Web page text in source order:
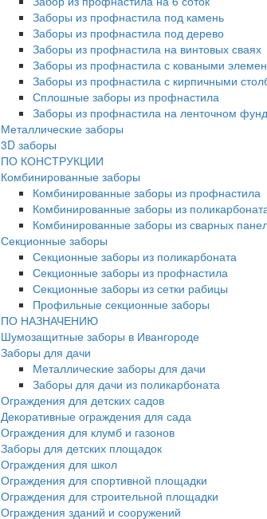
Заборы из профнастила под камень
Заборы из профнастила под дерево
Заборы из профнастила на винтовых сваях
Заборы из профнастила с коваными
Заборы из профнастила с кирпичными
Сплошные заборы из профнастила
Заборы из профнастила на ленточном
Металлические заборы
3D заборы
ПО КОНСТРУКЦИИ
Комбинированные заборы
Комбинированные заборы из профнастила
Комбинированные заборы из
Комбинированные заборы из сварных
Секционные заборы
Секционные заборы из поликарбоната
Секционные заборы из профнастила
Секционные заборы из сетки рабицы
Профильные секционные заборы
ПО НАЗНАЧЕНИЮ
Шумозащитные заборы в Ивангороде
Заборы для дачи
Металлические заборы для дачи
Заборы для дачи из поликарбоната
Ограждения для детских садов
Декоративные ограждения для сада
Ограждения для клумб и газонов
Заборы для детских площадок
Ограждения для школ
Ограждения для спортивной площадки
Ограждения для строительной площадки
Ограждения зданий и сооружений